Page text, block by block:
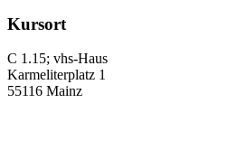
Kursort
C 1.15; vhs-Haus
Karmeliterplatz 1
55116 Mainz